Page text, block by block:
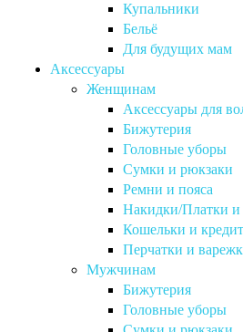
Купальники
Бельё
Для будущих мам
Аксессуары
Женщинам
Аксессуары для
Бижутерия
Головные уборы
Сумки и рюкзаки
Ремни и пояса
Накидки/Платки
Кошельки и
Перчатки и
Мужчинам
Бижутерия
Головные уборы